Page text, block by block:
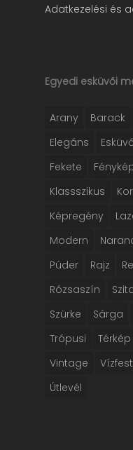
Adatkezelési és
Egyedi esküvői
Arany Barack
Elegáns
Fekete
Klassszikus
Képregény
Modern
Púder
Rajz
Rózsaszín
Szürke
Sárga
Trópusi
Térkép
Vintage
Útlevél